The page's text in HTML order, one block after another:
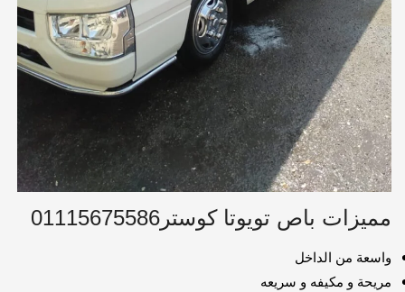
مميزات باص تويوتا كوستر01115675586
واسعة من الداخل
مريحة و مكيفه و سريعه